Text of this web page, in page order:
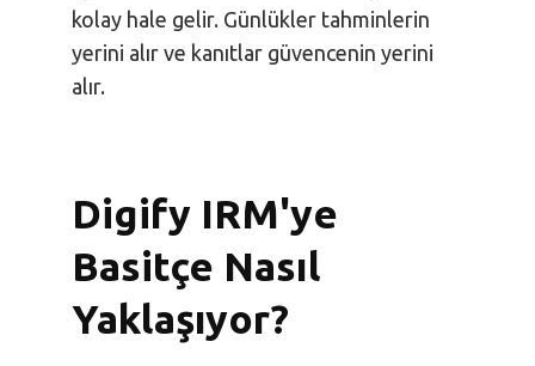
kolay hale gelir. Günlükler tahminlerin
yerini alır ve kanıtlar güvencenin yerini
alır.
Digify IRM'ye
Basitçe Nasıl
Yaklaşıyor?